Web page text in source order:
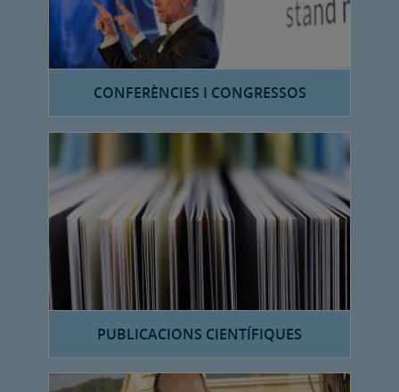
CONFERÈNCIES I CONGRESSOS
PUBLICACIONS CIENTÍFIQUES